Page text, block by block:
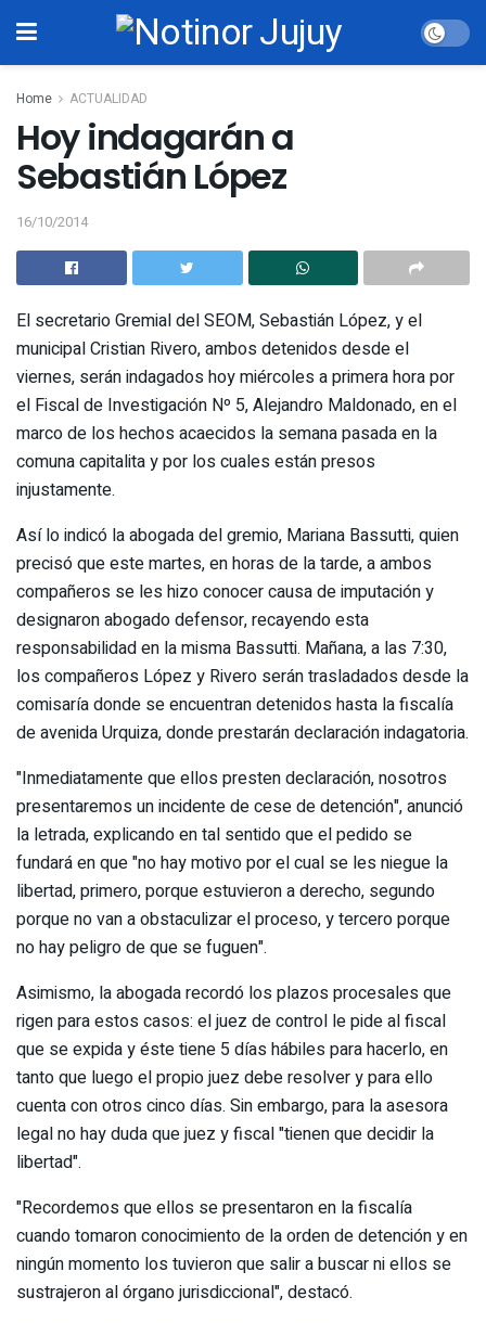
Home ACTUALIDAD
Hoy indagarán a
Sebastián López
16/10/2014
El secretario Gremial del SEOM, Sebastián López, y el
municipal Cristian Rivero, ambos detenidos desde el
viernes, serán indagados hoy miércoles a primera hora por
el Fiscal de Investigación Nº 5, Alejandro Maldonado, en el
marco de los hechos acaecidos la semana pasada en la
comuna capitalita y por los cuales están presos
injustamente.
Así lo indicó la abogada del gremio, Mariana Bassutti, quien
precisó que este martes, en horas de la tarde, a ambos
compañeros se les hizo conocer causa de imputación y
designaron abogado defensor, recayendo esta
responsabilidad en la misma Bassutti. Mañana, a las 7:30,
los compañeros López y Rivero serán trasladados desde la
comisaría donde se encuentran detenidos hasta la fiscalía
de avenida Urquiza, donde prestarán declaración indagatoria.
"Inmediatamente que ellos presten declaración, nosotros
presentaremos un incidente de cese de detención", anunció
la letrada, explicando en tal sentido que el pedido se
fundará en que "no hay motivo por el cual se les niegue la
libertad, primero, porque estuvieron a derecho, segundo
porque no van a obstaculizar el proceso, y tercero porque
no hay peligro de que se fuguen".
Asimismo, la abogada recordó los plazos procesales que
rigen para estos casos: el juez de control le pide al fiscal
que se expida y éste tiene 5 días hábiles para hacerlo, en
tanto que luego el propio juez debe resolver y para ello
cuenta con otros cinco días. Sin embargo, para la asesora
legal no hay duda que juez y fiscal "tienen que decidir la
libertad".
"Recordemos que ellos se presentaron en la fiscalía
cuando tomaron conocimiento de la orden de detención y en
ningún momento los tuvieron que salir a buscar ni ellos se
sustrajeron al órgano jurisdiccional", destacó.